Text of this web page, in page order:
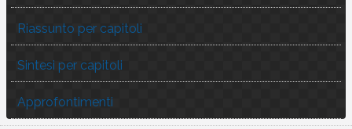
Riassunto per capitoli
Sintesi per capitoli
Approfontimenti